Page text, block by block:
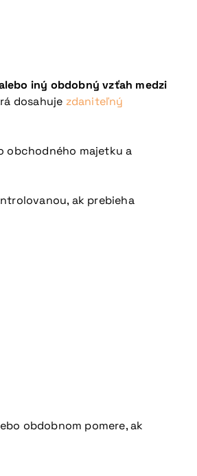
iný obdobný vzťah medzi
dosahuje zdaniteľný
obchodného majetku a
ak prebieha
obdobnom pomere, ak